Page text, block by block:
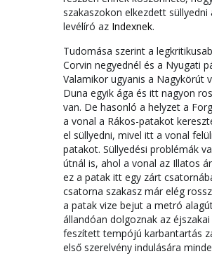
szakaszokon elkezdett süllyedni
levélíró az Indexnek.
Tudomása szerint a
Corvin negyednél és a Nyugati
Valamikor ugyanis a Nagykörút
Duna egyik ága és itt nagyon
van. De hasonló a helyzet a
a vonal a Rákos-patakot
el süllyedni, mivel itt a vonal
patakot. Süllyedési problémák
útnál is, ahol a vonal az Illatos
ez a patak itt egy zárt
csatorna szakasz már elég
a patak vize bejut a metró
állandóan dolgoznak az
feszített tempójú karbantartás
első szerelvény indulására